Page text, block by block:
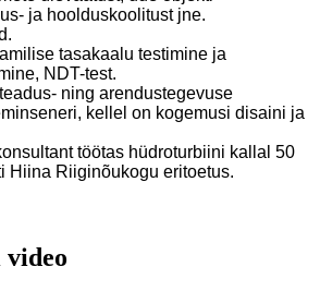
ja hoolduskoolitust jne.
tasakaalu testimine ja
NDT-test.
ning arendustegevuse
kellel on kogemusi disaini ja
töötas hüdroturbiini kallal 50
Hiina Riiginõukogu eritoetus.